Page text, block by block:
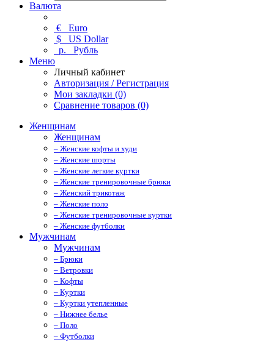
Валюта
€ Euro
$ US Dollar
р. Рубль
Меню
Личный кабинет
Авторизация / Регистрация
Мои закладки (0)
Сравнение товаров (0)
Женщинам
Женщинам
– Женские кофты и худи
– Женские шорты
– Женские легкие куртки
– Женские тренировочные брюки
– Женский трикотаж
– Женские поло
– Женские тренировочные куртки
– Женские футболки
Мужчинам
Мужчинам
– Брюки
– Ветровки
– Кофты
– Куртки
– Куртки утепленные
– Нижнее белье
– Поло
– Футболки